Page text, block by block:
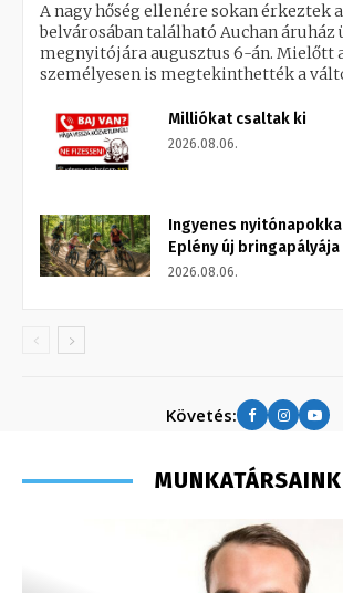
A nagy hőség ellenére sokan érkeztek
belvárosában található Auchan áruház
megnyitójára augusztus 6-án. Mielőtt
személyesen is megtekinthették a
Milliókat csaltak ki
2026.08.06.
Ingyenes
Eplény új bringapályája
2026.08.06.
Követés:
MUNKATÁRSAINK